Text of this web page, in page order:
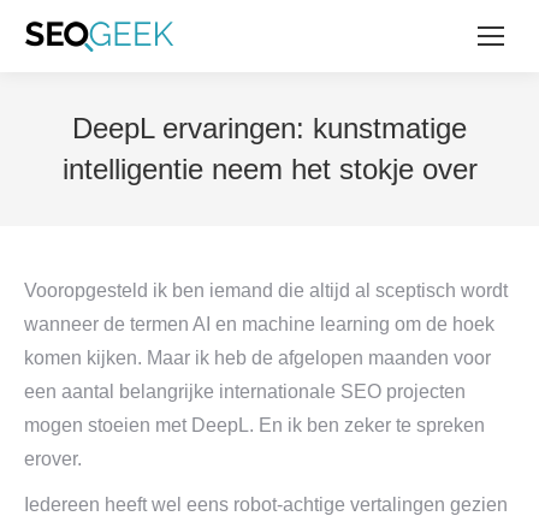
DeepL ervaringen: kunstmatige
intelligentie neem het stokje over
Vooropgesteld ik ben iemand die altijd al sceptisch wordt
wanneer de termen AI en machine learning om de hoek
komen kijken. Maar ik heb de afgelopen maanden voor
een aantal belangrijke internationale SEO projecten
mogen stoeien met DeepL. En ik ben zeker te spreken
erover.
Iedereen heeft wel eens robot-achtige vertalingen gezien